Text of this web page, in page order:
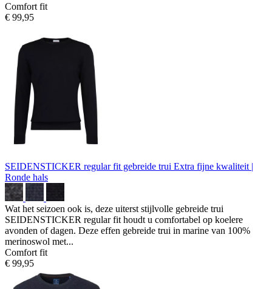
Comfort fit
€ 99,95
SEIDENSTICKER regular fit gebreide trui Extra fijne kwaliteit |
Ronde hals
Wat het seizoen ook is, deze uiterst stijlvolle gebreide trui
SEIDENSTICKER regular fit houdt u comfortabel op koelere
avonden of dagen. Deze effen gebreide trui in marine van 100%
merinoswol met...
Comfort fit
€ 99,95